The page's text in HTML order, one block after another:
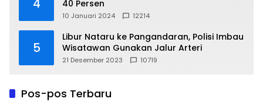
4
40 Persen
10 Januari 2024 12214
5
Libur Nataru ke Pangandaran, Polisi Imbau
Wisatawan Gunakan Jalur Arteri
21 Desember 2023 10719
Pos-pos Terbaru